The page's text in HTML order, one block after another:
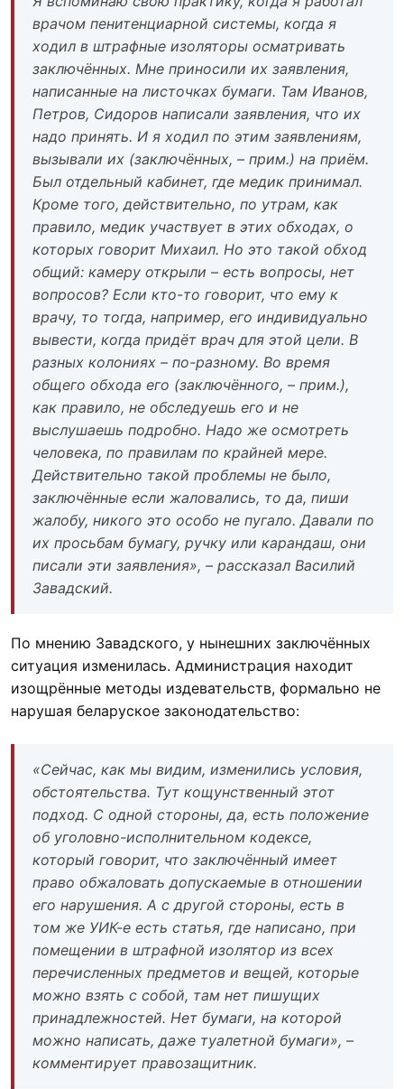
врачом пенитенциарной системы, когда я
ходил в штрафные изоляторы осматривать
заключённых. Мне приносили их заявления,
написанные на листочках бумаги. Там Иванов,
Петров, Сидоров написали заявления, что их
надо принять. И я ходил по этим заявлениям,
вызывали их (заключённых, – прим.) на приём.
Был отдельный кабинет, где медик принимал.
Кроме того, действительно, по утрам, как
правило, медик участвует в этих обходах, о
которых говорит Михаил. Но это такой обход
общий: камеру открыли – есть вопросы, нет
вопросов? Если кто-то говорит, что ему к
врачу, то тогда, например, его индивидуально
вывести, когда придёт врач для этой цели. В
разных колониях – по-разному. Во время
общего обхода его (заключённого, – прим.),
как правило, не обследуешь его и не
выслушаешь подробно. Надо же осмотреть
человека, по правилам по крайней мере.
Действительно такой проблемы не было,
заключённые если жаловались, то да, пиши
жалобу, никого это особо не пугало. Давали по
их просьбам бумагу, ручку или карандаш, они
писали эти заявления», – рассказал Василий
Завадский.
По мнению Завадского, у нынешних заключённых
ситуация изменилась. Администрация находит
изощрённые методы издевательств, формально не
нарушая беларуское законодательство:
«Сейчас, как мы видим, изменились условия,
обстоятельства. Тут кощунственный этот
подход. С одной стороны, да, есть положение
об уголовно-исполнительном кодексе,
который говорит, что заключённый имеет
право обжаловать допускаемые в отношении
его нарушения. А с другой стороны, есть в
том же УИК-е есть статья, где написано, при
помещении в штрафной изолятор из всех
перечисленных предметов и вещей, которые
можно взять с собой, там нет пишущих
принадлежностей. Нет бумаги, на которой
можно написать, даже туалетной бумаги», –
комментирует правозащитник.